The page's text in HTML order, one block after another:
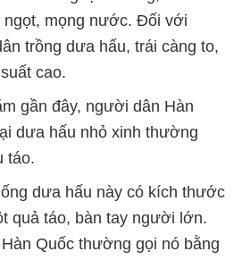
ngọt, mọng nước. Đối với
trồng dưa hấu, trái càng to,
cao.
gần đây, người dân Hàn
dưa hấu nhỏ xinh thường
táo.
dưa hấu này có kích thước
quả táo, bàn tay người lớn.
Quốc thường gọi nó bằng